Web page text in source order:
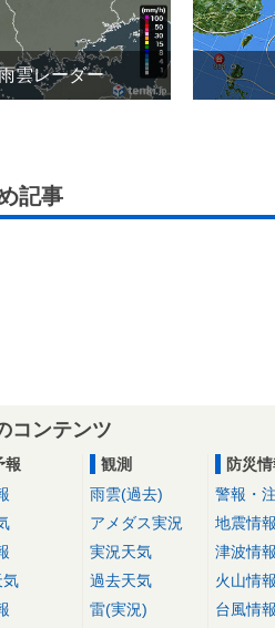
雲レーダー
記事
コンテンツ
報
気
観測
雨雲(過去)
アメダス実況
実況天気
過去天気
雷(実況)
防災
警報・
地震情報
津波情報
火山情報
台風情報